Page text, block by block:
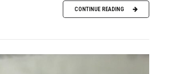
CONTINUE READING